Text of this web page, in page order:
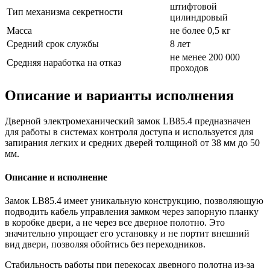
Тип механизма секретности
штифтовой
цилиндровый
Масса
не более 0,5 кг
Средний срок службы
8 лет
Средняя наработка на отказ
не менее 200 000
проходов
Описание и варианты исполнения
Дверной электромеханический замок LB85.4 предназначен
для работы в системах контроля доступа и используется для
запирания легких и средних дверей толщиной от 38 мм до 50
мм.
Описание и исполнение
Замок LB85.4 имеет уникальную конструкцию, позволяющую
подводить кабель управления замком через запорную планку
в коробке двери, а не через все дверное полотно. Это
значительно упрощает его установку и не портит внешний
вид двери, позволяя обойтись без переходников.
Стабильность работы при перекосах дверного полотна из-за